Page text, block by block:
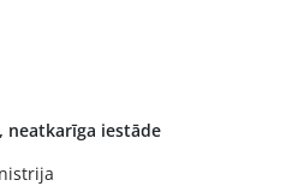
neatkarīga iestāde